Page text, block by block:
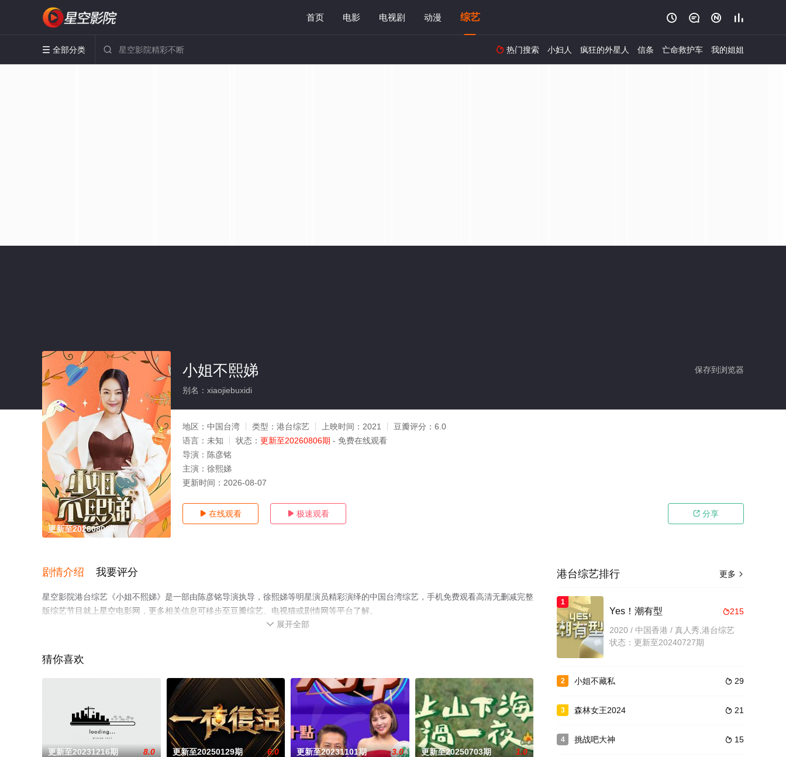
首页 电影 电视剧 动漫 综艺    
 全部分类   热门搜索 小妇人 疯狂的外星人 信条 亡命救护车 我的姐姐
更新至20260806期
保存到浏览器
小姐不熙娣
别名：xiaojiebuxidi
地区： 中国台湾 类型： 港台综艺 上映时间： 2021 豆瓣评分： 6.0
语言： 未知 状态： 更新至20260806期 - 免费在线观看
导演： 陈彦铭
主演： 徐熙娣
更新时间： 2026-08-07
 在线观看  极速观看  分享
剧情介绍 我要评分
星空影院港台综艺《小姐不熙娣》是一部由陈彦铭导演执导，徐熙娣等明星演员精彩演绎的中国台湾综艺，手机免费观看高清无删减完整
版综艺节目就上星空电影网，更多相关信息可移步至豆瓣综艺、电视猫或剧情网等平台了解。
 展开全部
猜你喜欢
更新至20231216期 8.0 更新至20250129期 6.0 更新至20231101期 3.0 更新至20250703期 1.0
更多 
港台综艺排行
1
215
Yes！潮有型
2020 / 中国香港 / 真人秀,港台综艺
状态：更新至20240727期
2  29
小姐不藏私
3  21
森林女王2024
4  15
挑战吧大神